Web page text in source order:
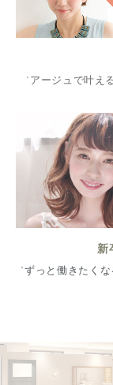
"アージュで叶え
新
"ずっと働きたく